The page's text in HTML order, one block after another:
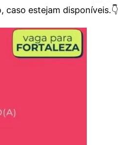
caso estejam disponíveis.👇